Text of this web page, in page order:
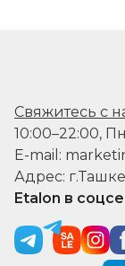
Свяжитесь с
10:00–22:00,
E-mail:
Адрес:
Etalon в